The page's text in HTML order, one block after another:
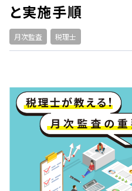
と実施手順
月次監査 税理士